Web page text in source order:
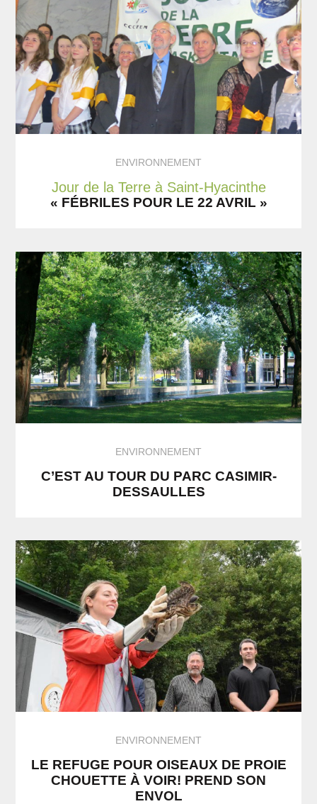
ENVIRONNEMENT
Jour de la Terre à Saint-Hyacinthe
« FÉBRILES POUR LE 22 AVRIL »
ENVIRONNEMENT
C’EST AU TOUR DU PARC CASIMIR-
DESSAULLES
ENVIRONNEMENT
LE REFUGE POUR OISEAUX DE PROIE
CHOUETTE À VOIR! PREND SON
ENVOL